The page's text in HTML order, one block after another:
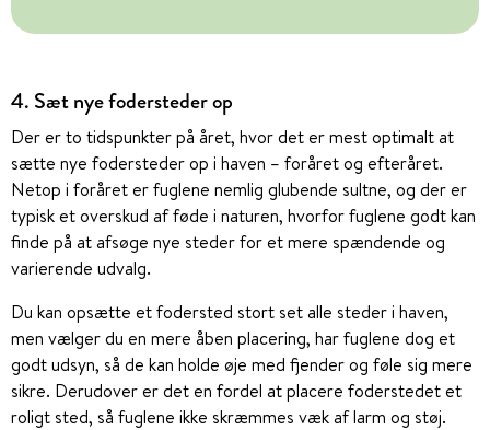
4. Sæt nye fodersteder op
Der er to tidspunkter på året, hvor det er mest optimalt at
sætte nye fodersteder op i haven – foråret og efteråret.
Netop i foråret er fuglene nemlig glubende sultne, og der er
typisk et overskud af føde i naturen, hvorfor fuglene godt kan
finde på at afsøge nye steder for et mere spændende og
varierende udvalg.
Du kan opsætte et fodersted stort set alle steder i haven,
men vælger du en mere åben placering, har fuglene dog et
godt udsyn, så de kan holde øje med fjender og føle sig mere
sikre. Derudover er det en fordel at placere foderstedet et
roligt sted, så fuglene ikke skræmmes væk af larm og støj.